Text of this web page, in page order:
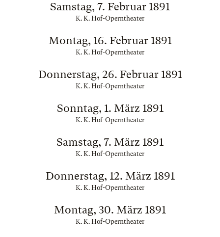
Samstag, 7. Februar 1891
K. K. Hof-Operntheater
Montag, 16. Februar 1891
K. K. Hof-Operntheater
Donnerstag, 26. Februar 1891
K. K. Hof-Operntheater
Sonntag, 1. März 1891
K. K. Hof-Operntheater
Samstag, 7. März 1891
K. K. Hof-Operntheater
Donnerstag, 12. März 1891
K. K. Hof-Operntheater
Montag, 30. März 1891
K. K. Hof-Operntheater